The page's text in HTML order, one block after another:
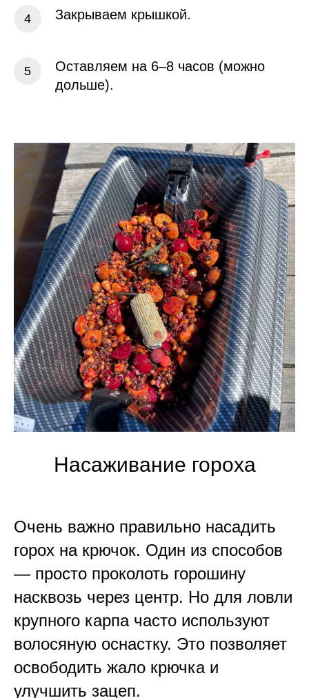
Закрываем крышкой.
Оставляем на 6–8 часов (можно
дольше).
Насаживание гороха
Очень важно правильно насадить
горох на крючок. Один из способов
— просто проколоть горошину
насквозь через центр. Но для ловли
крупного карпа часто используют
волосяную оснастку. Это позволяет
освободить жало крючка и
улучшить зацеп.